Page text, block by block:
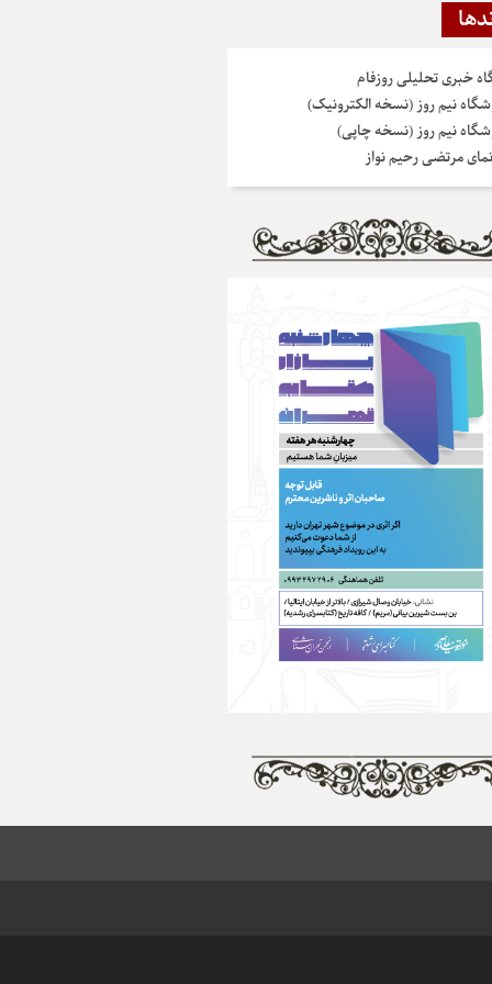
خبری تحلیلی روزفام
نیم روز (نسخه الکترونیک)
نیم روز (نسخه چاپی)
مرتضی رحیم نواز